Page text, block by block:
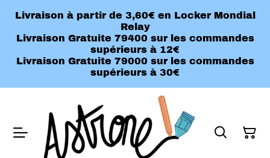
Livraison à partir de 3,60€ en Locker Mondial
Relay
Livraison Gratuite 79400 sur les commandes
supérieurs à 12€
Livraison Gratuite 79000 sur les commandes
supérieurs à 30€